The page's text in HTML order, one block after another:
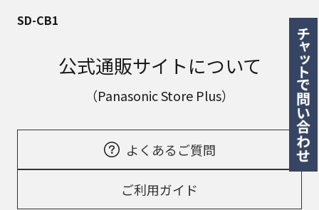
SD-CB1
公式通販サイトについて
（Panasonic Store Plus）
よくあるご質問
ご利用ガイド